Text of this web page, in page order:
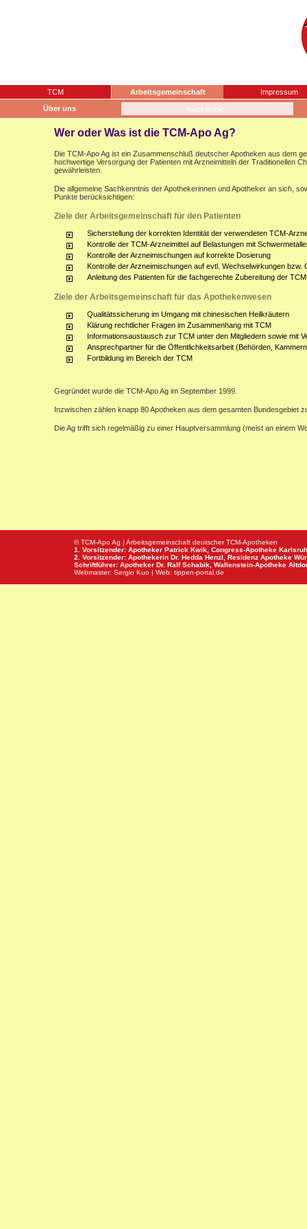
TCM Arbeitsgemeinschaft
Impressum
Über uns
Wer oder Was ist die TCM-Apo Ag?
Die TCM-Apo Ag ist ein Zusammenschluß deutscher Apotheken aus dem
hochwertige Versorgung der Patienten mit Arzneimitteln der Traditionellen
gewährleisten.
Die allgemeine Sachkenntnis der Apothekerinnen und Apotheker an sich,
Punkte berücksichtigen:
Ziele der Arbeitsgemeinschaft für den Patienten
Sicherstellung der korrekten Identität der verwendeten TCM-
Kontrolle der TCM-Arzneimittel auf Belastungen mit
Kontrolle der Arzneimischungen auf korrekte Dosierung
Kontrolle der Arzneimischungen auf evtl. Wechselwirkungen
Anleitung des Patienten für die fachgerechte Zubereitung der
Ziele der Arbeitsgemeinschaft für das Apothekenwesen
Qualitätssicherung im Umgang mit chinesischen Heilkräutern
Klärung rechtlicher Fragen im Zusammenhang mit TCM
Informationsaustausch zur TCM unter den Mitgliedern sowie mit
Ansprechpartner für die Öffentlichkeitsarbeit (Behörden,
Fortbildung im Bereich der TCM
Gegründet wurde die TCM-Apo Ag im September 1999.
Inzwischen zählen knapp 80 Apotheken aus dem gesamten Bundesgebiet
Die Ag trifft sich regelmäßig zu einer Hauptversammlung (meist an einem
© TCM-Apo Ag | Arbeitsgemeinschaft deutscher TCM-Apotheken
1. Vorsitzender: Apotheker Patrick Kwik, Congress-Apotheke
2. Vorsitzender: Apothekerin Dr. Hedda Henzl, Residenz Apotheke
Schriftführer: Apotheker Dr. Ralf Schabik, Wallenstein-Apotheke
Webmaster: Sergio Kuo | Web: tippen-portal.de